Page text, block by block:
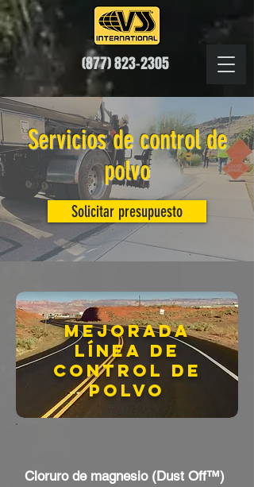
(877) 823-2305
Servicios de control de
polvo
Solicitar presupuesto
Cloruro de magnesio (Dust Off™)
Mejorada
Línea de
control de
polvo